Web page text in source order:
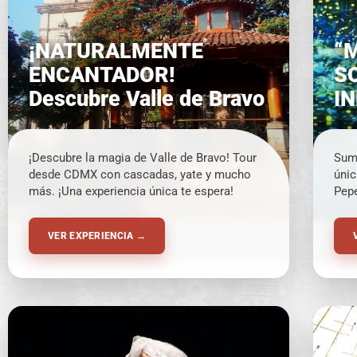
¡NATURALMENTE
ENCANTADOR!
Descubre Valle de Bravo
¡Descubre la magia de Valle de Bravo! Tour
desde CDMX con cascadas, yate y mucho
más. ¡Una experiencia única te espera!
VER EXPERIENCIA →
un